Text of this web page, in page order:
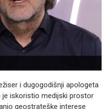
i dugogodišnji apologeta
je iskoristio medijski prostor
geostrateške interese